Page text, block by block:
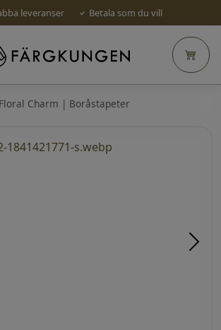
leveranser Betala som du vill
Floral Charm | Boråstapeter